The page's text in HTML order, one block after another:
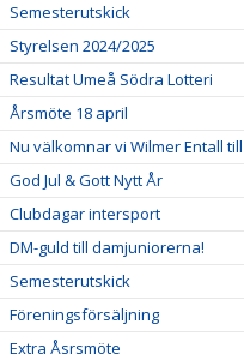
Semesterutskick
Styrelsen 2024/2025
Resultat Umeå Södra Lotteri
Årsmöte 18 april
Nu välkomnar vi Wilmer Entall
God Jul & Gott Nytt År
Clubdagar intersport
DM-guld till damjuniorerna!
Semesterutskick
Föreningsförsäljning
Extra Åsrsmöte